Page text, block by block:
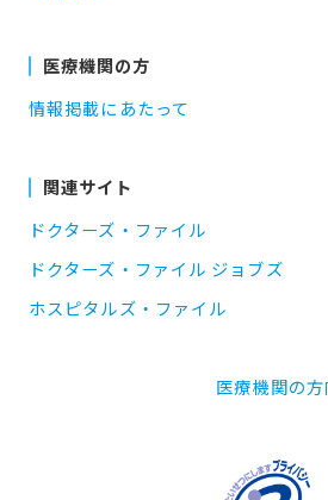
医療機関の方
情報掲載にあたって
関連サイト
ドクターズ・ファイル
ドクターズ・ファイル ジョブズ
ホスピタルズ・ファイル
医療機関の